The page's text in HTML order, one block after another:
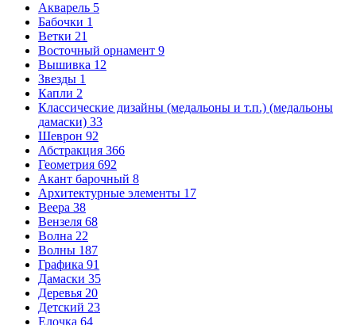
Акварель 5
Бабочки 1
Ветки 21
Восточный орнамент 9
Вышивка 12
Звезды 1
Капли 2
Классические дизайны (медальоны и т.п.) (медальоны
дамаски) 33
Шеврон 92
Абстракция 366
Геометрия 692
Акант барочный 8
Архитектурные элементы 17
Веера 38
Вензеля 68
Волна 22
Волны 187
Графика 91
Дамаски 35
Деревья 20
Детский 23
Елочка 64